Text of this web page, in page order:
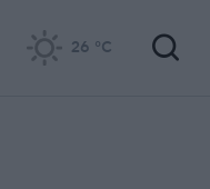
26 °C